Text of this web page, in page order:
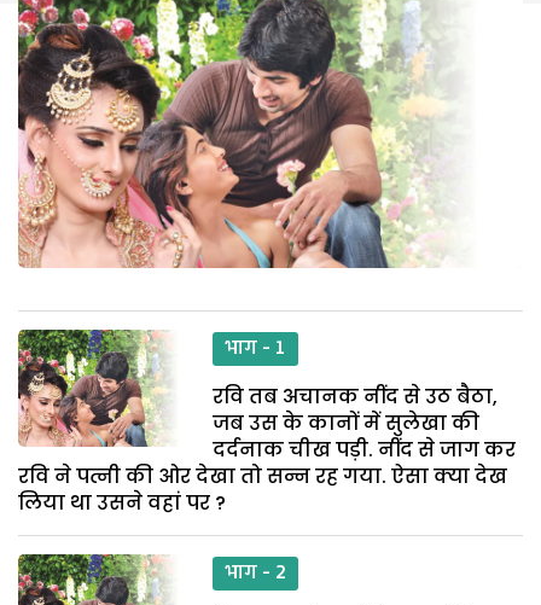
भाग - 1
रवि तब अचानक नींद से उठ बैठा,
जब उस के कानों में सुलेखा की
दर्दनाक चीख पड़ी. नींद से जाग कर
रवि ने पत्नी की ओर देखा तो सन्न रह गया. ऐसा क्या देख
लिया था उसने वहां पर ?
भाग - 2